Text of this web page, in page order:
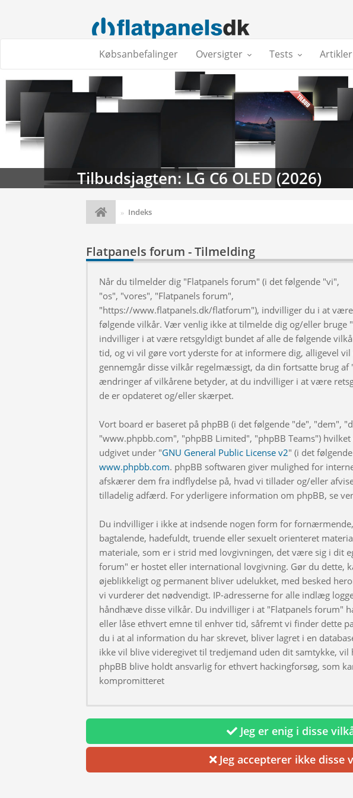
Købsanbefalinger Oversigter Tests Artikler
Tilbudsjagten: LG C6 OLED (2026)
Indeks
Flatpanels forum - Tilmelding
Når du tilmelder dig "Flatpanels forum" (i det følgende "vi",
"os", "vores", "Flatpanels forum",
"https://www.flatpanels.dk/flatforum"), indvilliger du i at
følgende vilkår. Vær venlig ikke at tilmelde dig og/eller bruge
indvilliger i at være retsgyldigt bundet af alle de følgende
tid, og vi vil gøre vort yderste for at informere dig, alligevel
gennemgår disse vilkår regelmæssigt, da din fortsatte brug
ændringer af vilkårene betyder, at du indvilliger i at være
de er opdateret og/eller skærpet.
Vort board er baseret på phpBB (i det følgende "de", "dem",
"www.phpbb.com", "phpBB Limited", "phpBB Teams")
udgivet under "GNU General Public License v2" (i det
www.phpbb.com. phpBB softwaren giver mulighed for
afskærer dem fra indflydelse på, hvad vi tillader og/eller
tilladelig adfærd. For yderligere information om phpBB, se
Du indvilliger i ikke at indsende nogen form for
bagtalende, hadefuldt, truende eller sexuelt orienteret
materiale, som er i strid med lovgivningen, det være sig i dit
forum" er hostet eller international lovgivning. Gør du dette,
øjeblikkeligt og permanent bliver udelukket, med besked
vi vurderer det nødvendigt. IP-adresserne for alle indlæg
håndhæve disse vilkår. Du indvilliger i at "Flatpanels forum"
eller låse ethvert emne til enhver tid, såfremt vi finder dette
du i at al information du har skrevet, bliver lagret i en
ikke vil blive videregivet til tredjemand uden dit samtykke,
phpBB blive holdt ansvarlig for ethvert hackingforsøg, som
kompromitteret
Jeg er enig i disse
Jeg accepterer ikke disse